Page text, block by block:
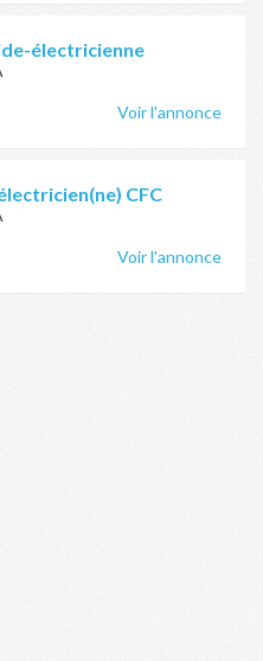
électricienne
Voir l'annonce
CFC
Voir l'annonce